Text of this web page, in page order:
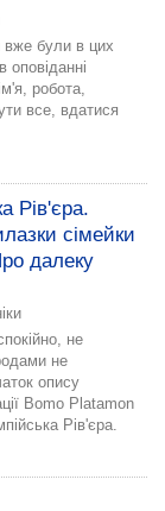
вже були в цих
робота,
все, вдатися
Рів'єра.
сімейки
далеку
не
не
Bomo Platamon
Рів'єра.